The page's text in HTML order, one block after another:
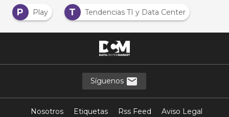
P
Play T Tendencias TI y Data Center
Síguenos
Nosotros Etiquetas Rss Feed
Aviso Legal